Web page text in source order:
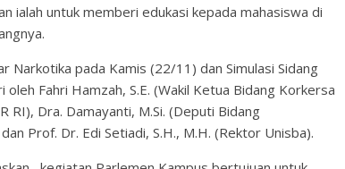
ialah untuk memberi edukasi kepada mahasiswa di
Narkotika pada Kamis (22/11) dan Simulasi Sidang
Fahri Hamzah, S.E. (Wakil Ketua Bidang Korkersa
RI), Dra. Damayanti, M.Si. (Deputi Bidang
Prof. Dr. Edi Setiadi, S.H., M.H. (Rektor Unisba).